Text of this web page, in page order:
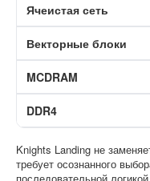
Ячеистая сеть
Векторные блоки
MCDRAM
DDR4
Knights Landing не
требует осознанного
последовательной